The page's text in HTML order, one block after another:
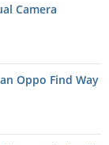
Camera
Oppo Find Way